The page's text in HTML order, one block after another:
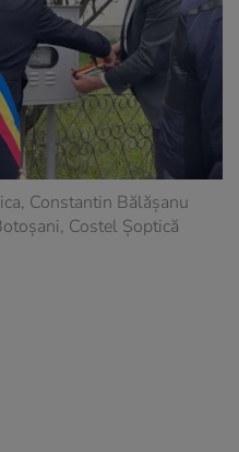
Constantin Bălășanu
Costel Șoptică